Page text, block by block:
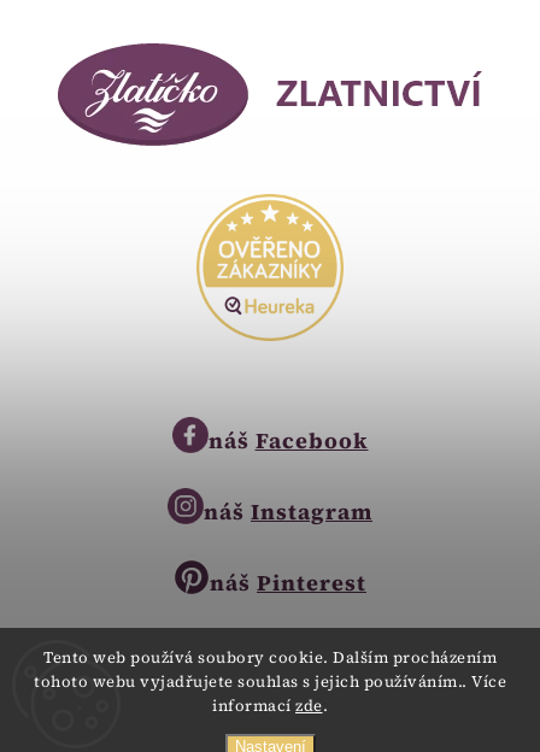
Tento web používá soubory cookie. Dalším procházením
tohoto webu vyjadřujete souhlas s jejich používáním.. Více
informací zde.
Nastavení
obchod@zlatnictvi-zlaticko.cz
náš Facebook
náš Instagram
náš Pinterest
Copyright © 2023